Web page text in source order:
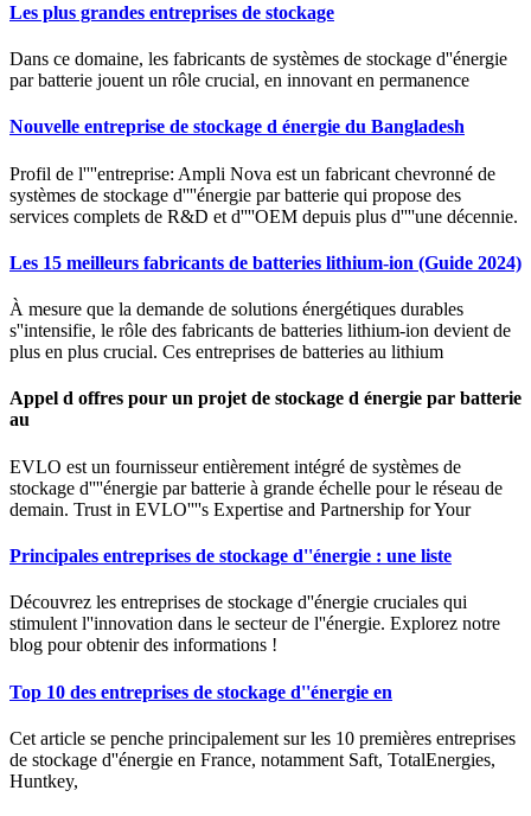
Les plus grandes entreprises de stockage
Dans ce domaine, les fabricants de systèmes de stockage d''énergie
par batterie jouent un rôle crucial, en innovant en permanence
Nouvelle entreprise de stockage d énergie du Bangladesh
Profil de l''''entreprise: Ampli Nova est un fabricant chevronné de
systèmes de stockage d''''énergie par batterie qui propose des
services complets de R&D et d''''OEM depuis plus d''''une décennie.
Les 15 meilleurs fabricants de batteries lithium-ion (Guide 2024)
À mesure que la demande de solutions énergétiques durables
s''intensifie, le rôle des fabricants de batteries lithium-ion devient de
plus en plus crucial. Ces entreprises de batteries au lithium
Appel d offres pour un projet de stockage d énergie par batterie
au
EVLO est un fournisseur entièrement intégré de systèmes de
stockage d''''énergie par batterie à grande échelle pour le réseau de
demain. Trust in EVLO''''s Expertise and Partnership for Your
Principales entreprises de stockage d''énergie : une liste
Découvrez les entreprises de stockage d''énergie cruciales qui
stimulent l''innovation dans le secteur de l''énergie. Explorez notre
blog pour obtenir des informations !
Top 10 des entreprises de stockage d''énergie en
Cet article se penche principalement sur les 10 premières entreprises
de stockage d''énergie en France, notamment Saft, TotalEnergies,
Huntkey,